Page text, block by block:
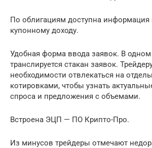
По облигациям доступна
купонному доходу.
Удобная форма ввода заявок. В
транслируется стакан заявок.
необходимости отвлекаться на
котировками, чтобы узнать
спроса и предложения с объемами.
Встроена ЭЦП — ПО Крипто-Про.
Из минусов трейдеры отмечают